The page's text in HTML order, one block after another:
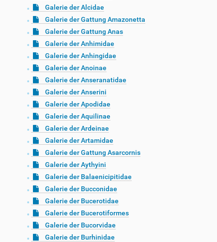
Galerie der Alcidae
Galerie der Gattung Amazonetta
Galerie der Gattung Anas
Galerie der Anhimidae
Galerie der Anhingidae
Galerie der Anoinae
Galerie der Anseranatidae
Galerie der Anserini
Galerie der Apodidae
Galerie der Aquilinae
Galerie der Ardeinae
Galerie der Artamidae
Galerie der Gattung Asarcornis
Galerie der Aythyini
Galerie der Balaenicipitidae
Galerie der Bucconidae
Galerie der Bucerotidae
Galerie der Bucerotiformes
Galerie der Bucorvidae
Galerie der Burhinidae